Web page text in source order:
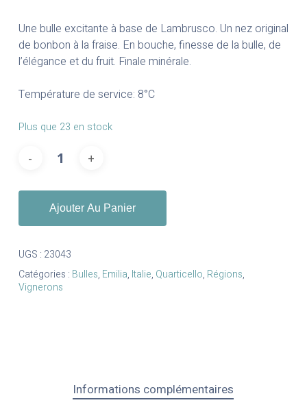
Une bulle excitante à base de Lambrusco. Un nez original
de bonbon à la fraise. En bouche, finesse de la bulle, de
l’élégance et du fruit. Finale minérale.
Température de service: 8°C
Plus que 23 en stock
Ajouter Au Panier
UGS : 23043
Catégories : Bulles, Emilia, Italie, Quarticello, Régions,
Vignerons
Informations complémentaires